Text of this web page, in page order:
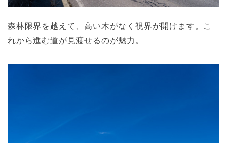
森林限界を越えて、高い木がなく視界が開けます。こ
れから進む道が見渡せるのが魅力。